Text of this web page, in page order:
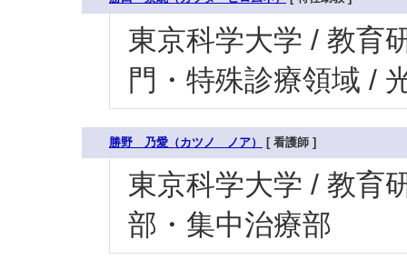
東京科学大学 / 教育
門・特殊診療領域 /
勝野 乃愛（カツノ ノア） [ 看護師 ]
東京科学大学 / 教育
部・集中治療部